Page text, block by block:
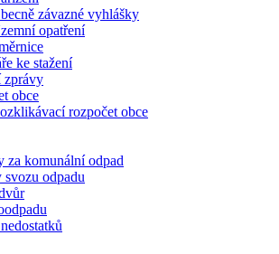
závazné vyhlášky
opatření
ke stažení
zprávy
obce
rozpočet obce
za komunální odpad
svozu odpadu